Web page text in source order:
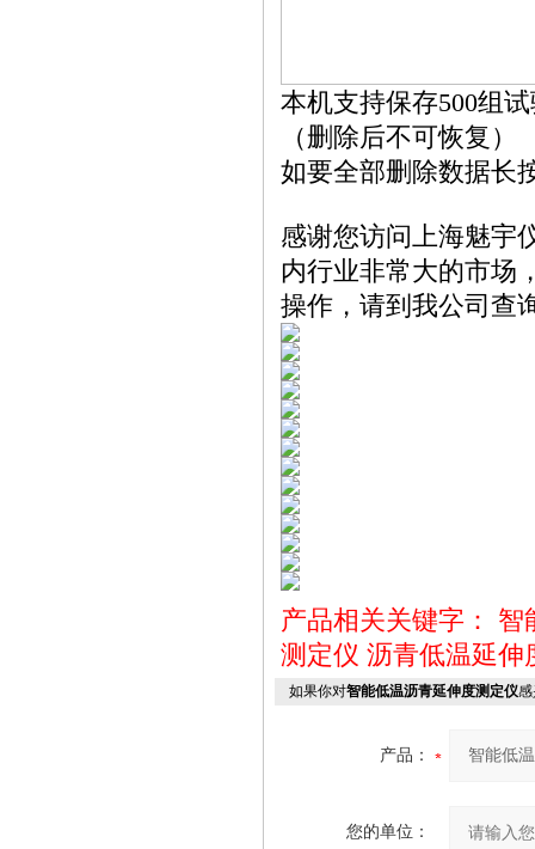
本机支持保存500组
（删除后不可恢复）
如要全部删除数据长
感谢您访问上海魅宇
内行业非常大的市场
操作，请到我公司查
产品相关关键字： 智
测定仪 沥青低温延伸
如果你对智能低温沥青延伸度测定仪
产品：
您的单位：